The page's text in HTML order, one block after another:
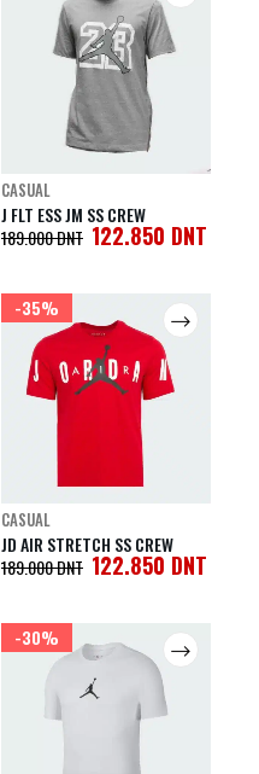
CASUAL
J FLT ESS JM SS CREW
189.000DNT 122.850 DNT
-35%
CASUAL
JD AIR STRETCH SS CREW
189.000DNT 122.850 DNT
-30%